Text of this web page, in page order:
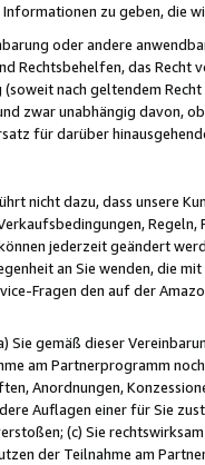
zu geben, die
oder andere
Rechtsbehelfen, das
nach geltendem
zwar unabhängig davon,
für darüber
nicht dazu, dass unsere
jederzeit geändert
an Sie wenden, die
Fragen den auf der
Sie gemäß dieser
am Partnerprogramm
Anordnungen,
Auflagen einer für Sie
(c) Sie
der Teilnahme am